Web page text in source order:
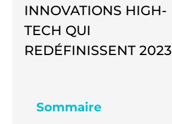
INNOVATIONS HIGH-
TECH QUI
REDÉFINISSENT 2023
Sommaire